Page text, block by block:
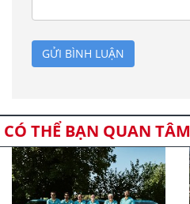
GỬI BÌNH LUẬN
CÓ THỂ BẠN QUAN TÂM